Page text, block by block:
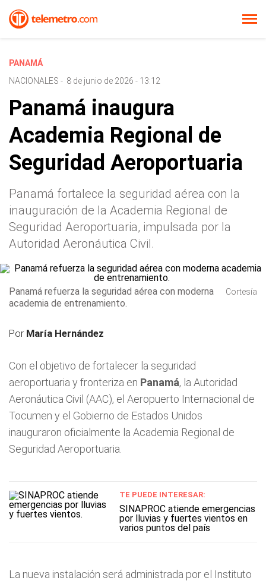
PANAMÁ
NACIONALES - 8 de junio de 2026 - 13:12
Panamá inaugura
Academia Regional de
Seguridad Aeroportuaria
Panamá fortalece la seguridad aérea con la
inauguración de la Academia Regional de
Seguridad Aeroportuaria, impulsada por la
Autoridad Aeronáutica Civil.
Panamá refuerza la seguridad aérea con moderna
academia de entrenamiento.
Cortesía
Por María Hernández
Con el objetivo de fortalecer la seguridad
aeroportuaria y fronteriza en Panamá, la Autoridad
Aeronáutica Civil (AAC), el Aeropuerto Internacional de
Tocumen y el Gobierno de Estados Unidos
inauguraron oficialmente la Academia Regional de
Seguridad Aeroportuaria.
TE PUEDE INTERESAR:
SINAPROC atiende emergencias
por lluvias y fuertes vientos en
varios puntos del país
La nueva instalación será administrada por el Instituto